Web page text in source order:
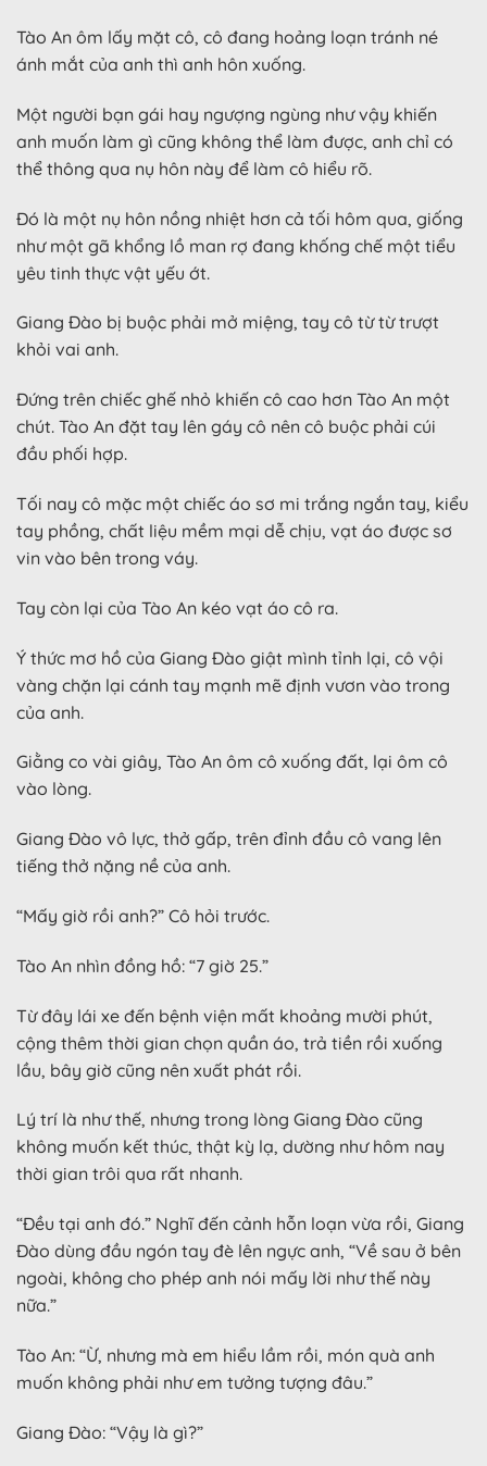
Tào An ôm lấy mặt cô, cô đang hoảng loạn tránh né
ánh mắt của anh thì anh hôn xuống.
Một người bạn gái hay ngượng ngùng như vậy khiến
anh muốn làm gì cũng không thể làm được, anh chỉ có
thể thông qua nụ hôn này để làm cô hiểu rõ.
Đó là một nụ hôn nồng nhiệt hơn cả tối hôm qua, giống
như một gã khổng lồ man rợ đang khống chế một tiểu
yêu tinh thực vật yếu ớt.
Giang Đào bị buộc phải mở miệng, tay cô từ từ trượt
khỏi vai anh.
Đứng trên chiếc ghế nhỏ khiến cô cao hơn Tào An một
chút. Tào An đặt tay lên gáy cô nên cô buộc phải cúi
đầu phối hợp.
Tối nay cô mặc một chiếc áo sơ mi trắng ngắn tay, kiểu
tay phồng, chất liệu mềm mại dễ chịu, vạt áo được sơ
vin vào bên trong váy.
Tay còn lại của Tào An kéo vạt áo cô ra.
Ý thức mơ hồ của Giang Đào giật mình tỉnh lại, cô vội
vàng chặn lại cánh tay mạnh mẽ định vươn vào trong
của anh.
Giằng co vài giây, Tào An ôm cô xuống đất, lại ôm cô
vào lòng.
Giang Đào vô lực, thở gấp, trên đỉnh đầu cô vang lên
tiếng thở nặng nề của anh.
“Mấy giờ rồi anh?” Cô hỏi trước.
Tào An nhìn đồng hồ: “7 giờ 25.”
Từ đây lái xe đến bệnh viện mất khoảng mười phút,
cộng thêm thời gian chọn quần áo, trả tiền rồi xuống
lầu, bây giờ cũng nên xuất phát rồi.
Lý trí là như thế, nhưng trong lòng Giang Đào cũng
không muốn kết thúc, thật kỳ lạ, dường như hôm nay
thời gian trôi qua rất nhanh.
“Đều tại anh đó.” Nghĩ đến cảnh hỗn loạn vừa rồi, Giang
Đào dùng đầu ngón tay đè lên ngực anh, “Về sau ở bên
ngoài, không cho phép anh nói mấy lời như thế này
nữa.”
Tào An: “Ừ, nhưng mà em hiểu lầm rồi, món quà anh
muốn không phải như em tưởng tượng đâu.”
Giang Đào: “Vậy là gì?”